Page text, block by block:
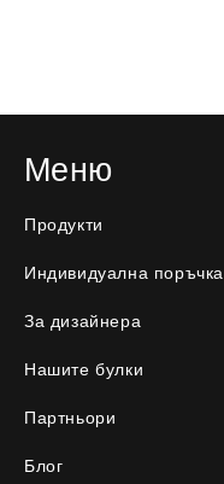
Меню
Продукти
Индивидуална поръчка
За дизайнера
Нашите булки
Партньори
Блог